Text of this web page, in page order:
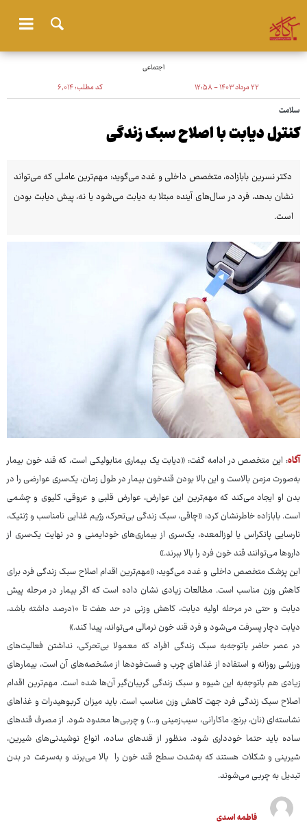
اجتماعی
۲۲ مرداد ۱۴۰۳ - ۱۲:۵۸ کد مطلب:۶٬۰۱۴
سلامت
کنترل دیابت با اصلاح سبک زندگی
دکتر نسرین بابازاده، متخصص داخلی و غدد می‌گوید: مهم‌ترین عاملی که می‌تواند
نشان بدهد، فرد در سال‌های آینده مبتلا به دیابت می‌شود یا نه، پیش دیابت بودن
است.
آگاه: این متخصص در ادامه گفت: «دیابت یک بیماری متابولیکی است، که قند خون بیمار
به‌صورت مزمن بالاست و این بالا بودن قندخون بیمار در طول زمان، یک‌سری عوارضی را در
بدن او ایجاد می‌کند که مهم‌ترین این عوارض، عوارض قلبی و عروقی، کلیوی و چشمی
است. بابازاده خاطرنشان کرد: «چاقی، سبک زندگی بی‌تحرک، رژیم غذایی نامناسب و ژنتیک،
نارسایی پانکراس یا لوزالمعده، یک‌سری از بیماری‌های خودایمنی و در نهایت یک‌سری از
داروها می‌توانند قند خون فرد را بالا ببرند.»
این پزشک متخصص داخلی و غدد می‌گوید: «مهم‌ترین اقدام اصلاح سبک زندگی فرد برای
کاهش وزن مناسب است. مطالعات زیادی نشان داده است که اگر بیمار در مرحله پیش
دیابت و حتی در مرحله اولیه دیابت، کاهش وزنی در حد هفت تا ۱۰درصد داشته باشد،
دیابت دچار پسرفت می‌شود و فرد قند خون نرمالی می‌تواند، پیدا کند.»
در عصر حاضر باتوجه‌به سبک زندگی افراد که معمولا بی‌تحرکی، نداشتن فعالیت‌های
ورزشی روزانه و استفاده از غذاهای چرب و فست‌فودها از مشخصه‌های آن است، بیمارهای
زیادی هم باتوجه‌به این شیوه و سبک زندگی گریبان‌گیر آن‌ها شده است. مهم‌ترین اقدام
اصلاح سبک زندگی فرد جهت کاهش وزن مناسب است. باید میزان کربوهیدرات و غذاهای
نشاسته‌ای (نان، برنج، ماکارانی، سیب‌زمینی و...) و چربی‌ها محدود شود. از مصرف قندهای
ساده باید حتما خودداری شود. منظور از قندهای ساده، انواع نوشیدنی‌های شیرین،
شیرینی و شکلات هستند که به‌شدت سطح قند خون را بالا می‌برند و به‌سرعت در بدن
تبدیل به چربی می‌شوند.
فاطمه اسدی